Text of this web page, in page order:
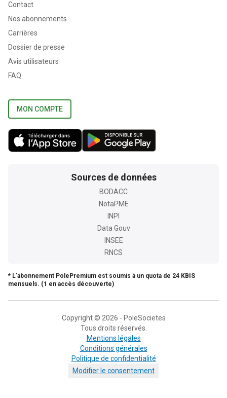
Contact
Nos abonnements
Carrières
Dossier de presse
Avis utilisateurs
FAQ
MON COMPTE
Sources de données
BODACC
NotaPME
INPI
Data Gouv
INSEE
RNCS
* L'abonnement PolePremium est soumis à un quota de 24 KBIS
mensuels. (1 en accès découverte)
Copyright © 2026 - PoleSocietes
Tous droits réservés.
Mentions légales
Conditions générales
Politique de confidentialité
Modifier le consentement